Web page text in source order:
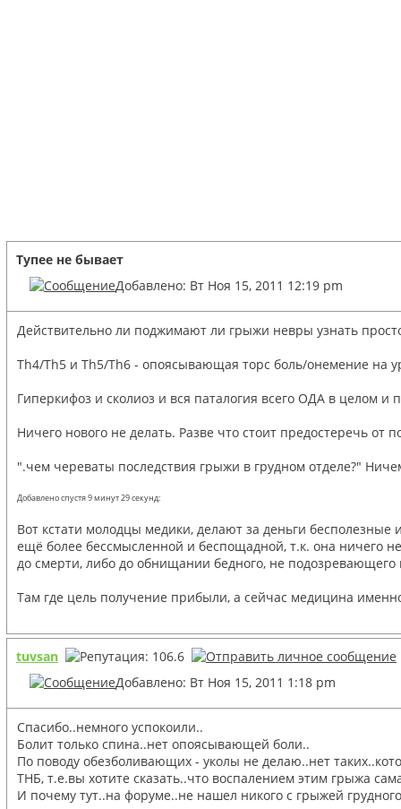
Тупее не бывает
Добавлено: Вт Ноя 15, 2011 12:19 pm
Действительно ли поджимают ли грыжи невры узнать
Th4/Th5 и Th5/Th6 - опоясывающая торс боль/онемение на
Гиперкифоз и сколиоз и вся паталогия всего ОДА в целом
Ничего нового не делать. Разве что стоит предостеречь от
".чем череваты последствия грыжи в грудном отделе?"
Добавлено спустя 9 минут 29 секунд:
Вот кстати молодцы медики, делают за деньги
ещё более бессмысленной и беспощадной, т.к. она ничего
до смерти, либо до обнищании бедного, не
Там где цель получение прибыли, а сейчас медицина
tuvsan
Добавлено: Вт Ноя 15, 2011 1:18 pm
Спасибо..немного успокоили..
Болит только спина..нет опоясывающей боли..
По поводу обезболивающих - уколы не делаю..нет
ТНБ, т.е.вы хотите сказать..что воспалением этим грыжа
И почему тут..на форуме..не нашел никого с грыжей